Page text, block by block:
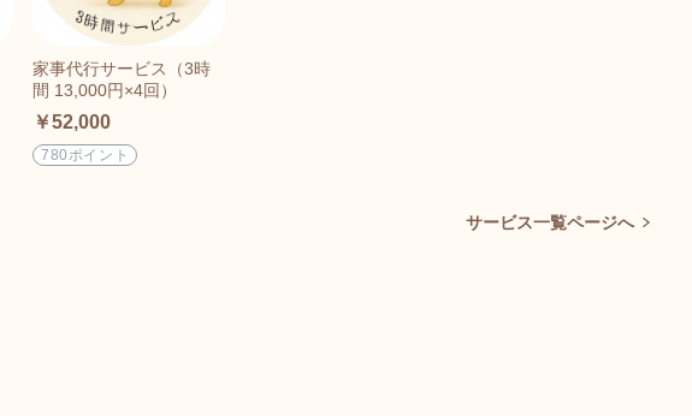
家事代行サービス（3時
間 13,000円×4回）
￥52,000
780ポイント
サービス一覧ページへ